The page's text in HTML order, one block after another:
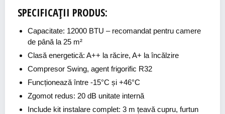
SPECIFICAȚII PRODUS:
Capacitate: 12000 BTU – recomandat pentru camere
de până la 25 m²
Clasă energetică: A++ la răcire, A+ la încălzire
Compresor Swing, agent frigorific R32
Funcționează între -15°C și +46°C
Zgomot redus: 20 dB unitate internă
Include kit instalare complet: 3 m țeavă cupru, furtun